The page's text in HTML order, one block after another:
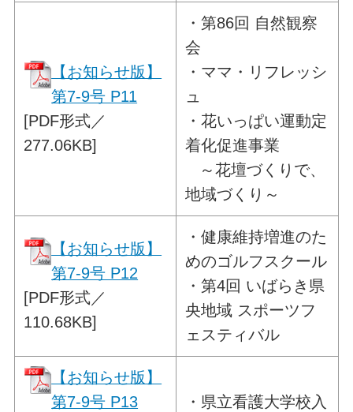
【お知らせ版】
第7-9号 P11
[PDF形式／
277.06KB]
・第86回 自然観察
会
・ママ・リフレッシ
ュ
・花いっぱい運動定
着化促進事業
～花壇づくりで、
地域づくり～
【お知らせ版】
第7-9号 P12
[PDF形式／
110.68KB]
・健康維持増進のた
めのゴルフスクール
・第4回 いばらき県
央地域 スポーツフ
ェスティバル
【お知らせ版】
第7-9号 P13
・ 県立看護大学校入